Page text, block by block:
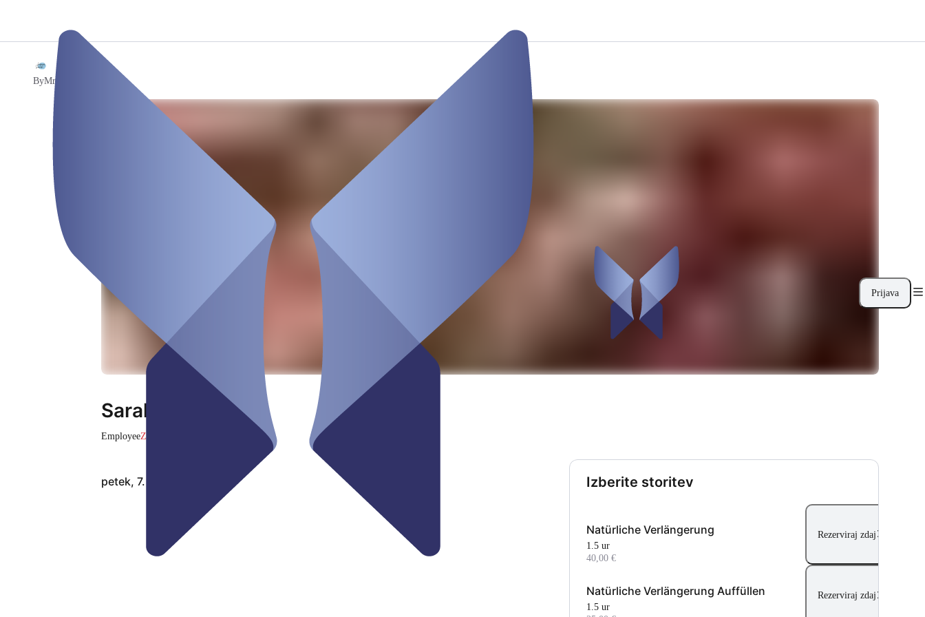
Prijava
ByMrsSarah
Sarah
EmployeeZaprto
petek, 7. avg. Izberite storitev
Natürliche Verlängerung
1.5 ur
40,00 €
Rezerviraj zdaj
Natürliche Verlängerung Auffüllen
1.5 ur
Rezerviraj zdaj